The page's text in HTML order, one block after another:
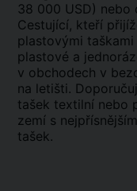
38 000 USD) nebo
Cestující, kteří
plastovými
plastové a
v obchodech v
na letišti.
tašek textilní nebo
zemí s
tašek.